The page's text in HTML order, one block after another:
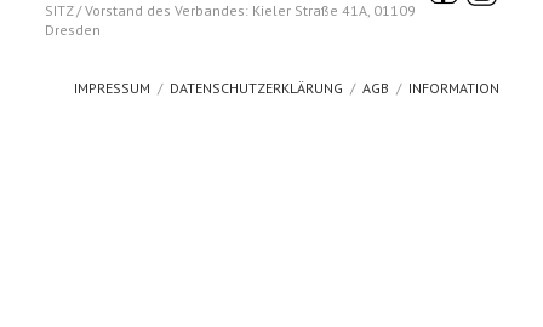
SITZ / Vorstand des Verbandes: Kieler Straße 41A, 01109
Dresden
IMPRESSUM DATENSCHUTZERKLÄRUNG AGB INFORMATION